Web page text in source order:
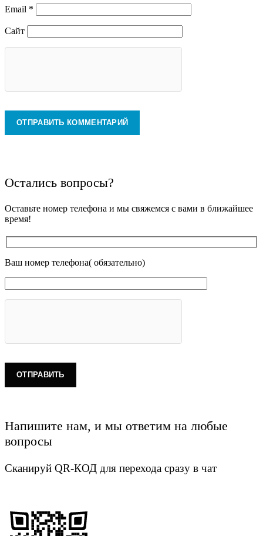
Email *
Сайт
Остались вопросы?
Оставьте номер телефона и мы свяжемся с вами в ближайшее
время!
Ваш номер телефона( обязательно)
Напишите нам, и мы ответим на любые
вопросы
Сканируй QR-КОД для перехода сразу в чат